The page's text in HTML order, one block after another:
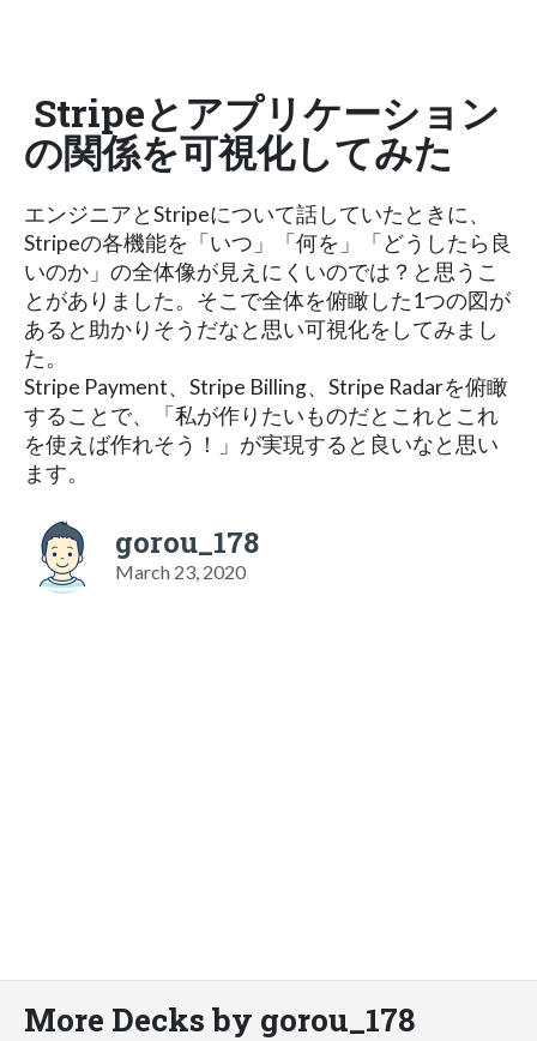
Stripeとアプリケーション
の関係を可視化してみた
エンジニアとStripeについて話していたときに、
Stripeの各機能を「いつ」「何を」「どうしたら良
いのか」の全体像が見えにくいのでは？と思うこ
とがありました。そこで全体を俯瞰した1つの図が
あると助かりそうだなと思い可視化をしてみまし
た。
Stripe Payment、Stripe Billing、Stripe Radarを俯瞰
することで、「私が作りたいものだとこれとこれ
を使えば作れそう！」が実現すると良いなと思い
ます。
gorou_178
March 23, 2020
More Decks by gorou_178